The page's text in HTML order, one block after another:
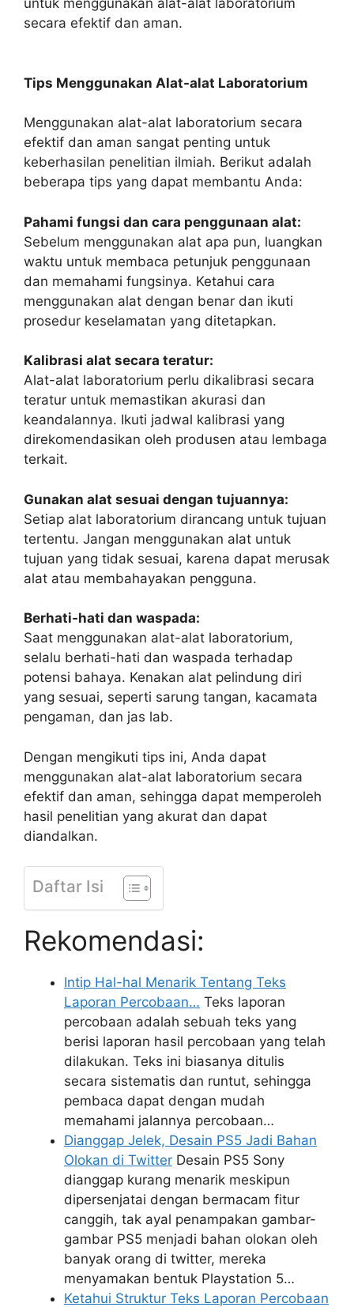
untuk menggunakan alat-alat laboratorium
secara efektif dan aman.
Tips Menggunakan Alat-alat Laboratorium
Menggunakan alat-alat laboratorium secara
efektif dan aman sangat penting untuk
keberhasilan penelitian ilmiah. Berikut adalah
beberapa tips yang dapat membantu Anda:
Pahami fungsi dan cara penggunaan alat:
Sebelum menggunakan alat apa pun, luangkan
waktu untuk membaca petunjuk penggunaan
dan memahami fungsinya. Ketahui cara
menggunakan alat dengan benar dan ikuti
prosedur keselamatan yang ditetapkan.
Kalibrasi alat secara teratur:
Alat-alat laboratorium perlu dikalibrasi secara
teratur untuk memastikan akurasi dan
keandalannya. Ikuti jadwal kalibrasi yang
direkomendasikan oleh produsen atau lembaga
terkait.
Gunakan alat sesuai dengan tujuannya:
Setiap alat laboratorium dirancang untuk tujuan
tertentu. Jangan menggunakan alat untuk
tujuan yang tidak sesuai, karena dapat merusak
alat atau membahayakan pengguna.
Berhati-hati dan waspada:
Saat menggunakan alat-alat laboratorium,
selalu berhati-hati dan waspada terhadap
potensi bahaya. Kenakan alat pelindung diri
yang sesuai, seperti sarung tangan, kacamata
pengaman, dan jas lab.
Dengan mengikuti tips ini, Anda dapat
menggunakan alat-alat laboratorium secara
efektif dan aman, sehingga dapat memperoleh
hasil penelitian yang akurat dan dapat
diandalkan.
Daftar Isi
Rekomendasi:
Intip Hal-hal Menarik Tentang Teks
Laporan Percobaan… Teks laporan
percobaan adalah sebuah teks yang
berisi laporan hasil percobaan yang telah
dilakukan. Teks ini biasanya ditulis
secara sistematis dan runtut, sehingga
pembaca dapat dengan mudah
memahami jalannya percobaan…
Dianggap Jelek, Desain PS5 Jadi Bahan
Olokan di Twitter Desain PS5 Sony
dianggap kurang menarik meskipun
dipersenjatai dengan bermacam fitur
canggih, tak ayal penampakan gambar-
gambar PS5 menjadi bahan olokan oleh
banyak orang di twitter, mereka
menyamakan bentuk Playstation 5…
Ketahui Struktur Teks Laporan Percobaan